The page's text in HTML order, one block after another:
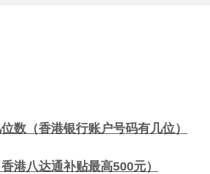
数（香港银行账户号码有几位）
港八达通补贴最高500元）